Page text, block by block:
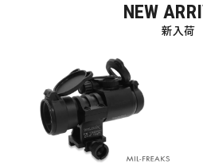
NEW
新入荷